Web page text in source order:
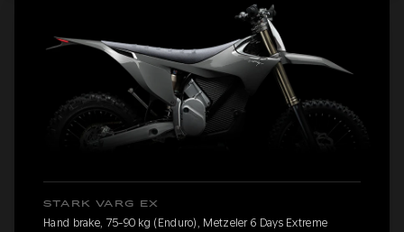
STARK VARG EX
Hand brake, 75-90 kg (Enduro), Metzeler 6 Days Extreme